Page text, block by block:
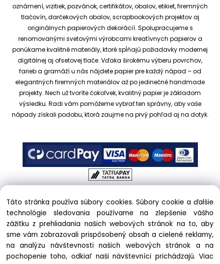
oznámení, vizitiek, pozvánok, certifikátov, obalov, etikiet, firemných
tlačovín, darčekových obalov, scrapbookových projektov aj
originálnych papierových dekorácií. Spolupracujeme s
renomovanými svetovými výrobcami kreatívnych papierov a
ponúkame kvalitné materiály, ktoré spĺňajú požiadavky modernej
digitálnej aj ofsetovej tlače. Vďaka širokému výberu povrchov,
farieb a gramáží u nás nájdete papier pre každý nápad – od
elegantných firemných materiálov až po jedinečné handmade
projekty. Nech už tvoríte čokoľvek, kvalitný papier je základom
výsledku. Radi vám pomôžeme vybrať ten správny, aby vaše
nápady získali podobu, ktorá zaujme na prvý pohľad aj na dotyk.
Copyright © 2017 kreativnypapier.sk, All rights reserved |
hajekova@kreativnypapier.sk| Beckovská 38/A, 831 04
Bratislava
Odstúpenie od zmluvy:
Táto stránka používa súbory cookies. Súbory cookie a ďalšie
technológie sledovania používame na zlepšenie vášho
zážitku z prehliadania našich webových stránok na to, aby
sme vám zobrazovali prispôsobený obsah a cielené reklamy,
na analýzu návštevnosti našich webových stránok a na
pochopenie toho, odkiaľ naši návštevníci prichádzajú.Viac